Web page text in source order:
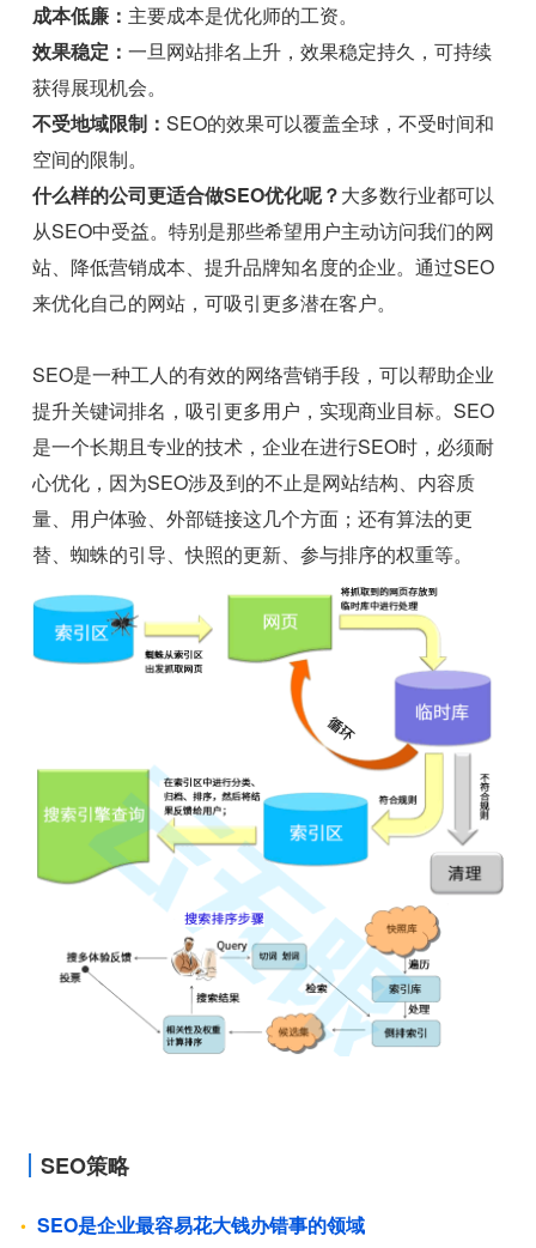
成本低廉： 主要成本是优化师的工资。
效果稳定：一旦网站排名上升，效果稳定持久，可持续
获得展现机会。
不受地域限制：SEO的效果可以覆盖全球，不受时间和
空间的限制。
什么样的公司更适合做SEO优化呢？大多数行业都可以
从SEO中受益。特别是那些希望用户主动访问我们的网
站、降低营销成本、提升品牌知名度的企业。通过SEO
来优化自己的网站，可吸引更多潜在客户。
SEO是一种工人的有效的网络营销手段，可以帮助企业
提升关键词排名，吸引更多用户，实现商业目标。SEO
是一个长期且专业的技术，企业在进行SEO时，必须耐
心优化，因为SEO涉及到的不止是网站结构、内容质
量、用户体验、外部链接这几个方面；还有算法的更
替、蜘蛛的引导、快照的更新、参与排序的权重等。
SEO策略
SEO是企业最容易花大钱办错事的领域